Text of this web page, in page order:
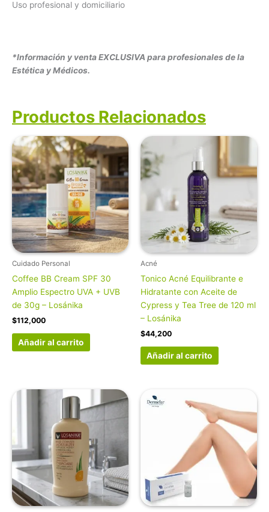
Uso profesional y domiciliario
*Información y venta EXCLUSIVA para profesionales de la
Estética y Médicos.
Productos Relacionados
Cuidado Personal
Coffee BB Cream SPF 30
Amplio Espectro UVA + UVB
de 30g – Losánika
$112,000
Añadir al carrito
Acné
Tonico Acné Equilibrante e
Hidratante con Aceite de
Cypress y Tea Tree de 120 ml
– Losánika
$44,200
Añadir al carrito